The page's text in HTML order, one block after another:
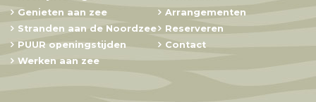
Genieten aan zee
Stranden aan de Noordzee
PUUR openingstijden
Werken aan zee
Arrangementen
Reserveren
Contact